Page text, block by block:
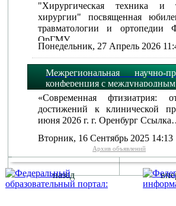
"Хирургическая техника и
хирургии" посвященная
травматологии и
ОрГМУ…
Понедельник, 27 Апрель 2026
Межрегиональная научно-
конференция с международным
«Современная фтизиатрия:
достижений к клинической
июня 2026 г. г. Оренбург
Вторник, 16 Сентябрь 2025 14:13
Архив объявлений
назад